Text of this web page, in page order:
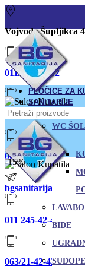
Vojvode Šupljikca
011/380-80-12
011/245-42-43
063/21-42-42
011 245-42-43
063/21-42-42
PLOČICE ZA
SANITARIJE
WC
BIDE
-15%